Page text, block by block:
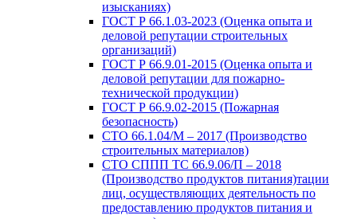
изысканиях)
ГОСТ Р 66.1.03-2023 (Оценка опыта и
деловой репутации строительных
организаций)
ГОСТ Р 66.9.01-2015 (Оценка опыта и
деловой репутации для пожарно-
технической продукции)
ГОСТ Р 66.9.02-2015 (Пожарная
безопасность)
СТО 66.1.04/М – 2017 (Производство
строительных материалов)
СТО СППП ТС 66.9.06/П – 2018
(Производство продуктов питания)тации
лиц, осуществляющих деятельность по
предоставлению продуктов питания и